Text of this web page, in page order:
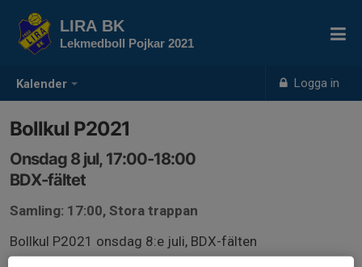
Kalender Logga in
LIRA BK
Lekmedboll Pojkar 2021
Bollkul P2021
Onsdag 8 jul, 17:00-18:00
BDX-fältet
Samling: 17:00, Stora trappan
Bollkul P2021 onsdag 8:e juli, BDX-fälten